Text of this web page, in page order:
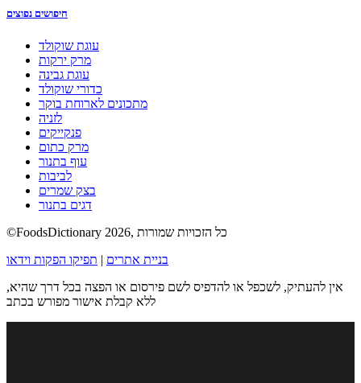
חיפושים נפוצים
עוגת שוקולד
מרק ירקות
עוגת גבינה
כדורי שוקולד
מתכונים לארוחת בוקר
לזניה
פנקייקים
מרק כתום
עוף בתנור
לביבות
בצק שמרים
דגים בתנור
©FoodsDictionary 2026, כל הזכויות שמורות
בניית אתרים | תפיקו הפקות וידאו
אין להעתיק, לשכפל או להדפיס לשם פירסום או הפצה בכל דרך שהיא,
ללא קבלת אישור מפורש בכתב